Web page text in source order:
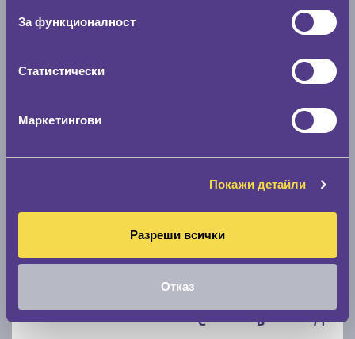
За функционалност
Статистически
Маркетингови
Покажи детайли
Разреши всички
Отказ
70
Доставка от 1 до 2 дни
виж повече
Зимни гуми FIRESTONE WINTERHAWK 4 205/55
C B 71